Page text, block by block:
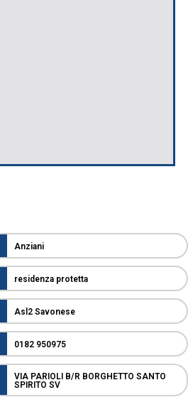
Anziani
residenza protetta
Asl2 Savonese
0182 950975
VIA PARIOLI B/R BORGHETTO SANTO
SPIRITO SV